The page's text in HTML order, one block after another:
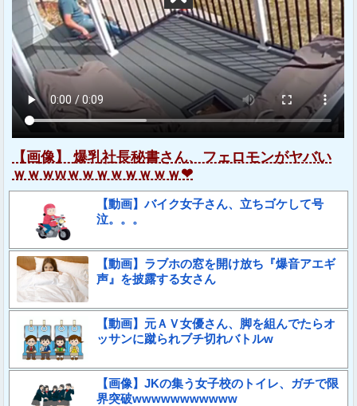
【画像】 爆乳社長秘書さん、フェロモンがヤバい
ｗｗｗwｗｗｗｗｗｗｗｗ❤
【動画】バイク女子さん、立ちゴケして号
泣。。。
【動画】ラブホの窓を開け放ち『爆音アエギ
声』を披露する女さん
【動画】元ＡＶ女優さん、脚を組んでたらオ
ッサンに蹴られブチ切れバトルw
【画像】JKの集う女子校のトイレ、ガチで限
界突破wwwwwwwwwww